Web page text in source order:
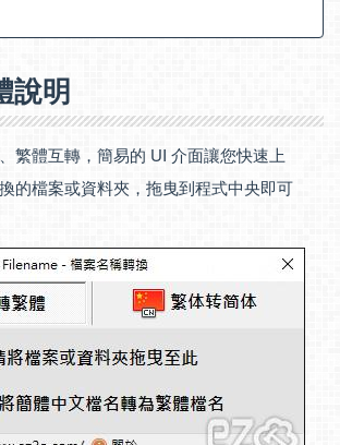
說明
繁體互轉，簡易的 UI 介面讓您快速上
的檔案或資料夾，拖曳到程式中央即可